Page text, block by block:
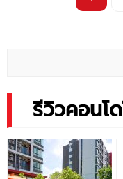
รีวิวคอนโ